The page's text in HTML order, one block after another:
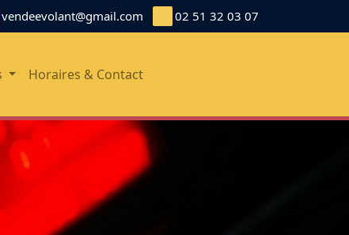
vendeevolant@gmail.com 02 51 32 03 07
Horaires & Contact